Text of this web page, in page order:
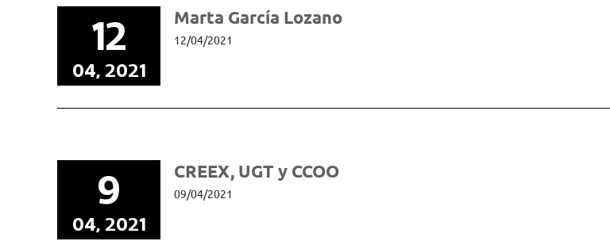
12
04, 2021
Marta García Lozano
12/04/2021
9
04, 2021
CREEX, UGT y CCOO
09/04/2021